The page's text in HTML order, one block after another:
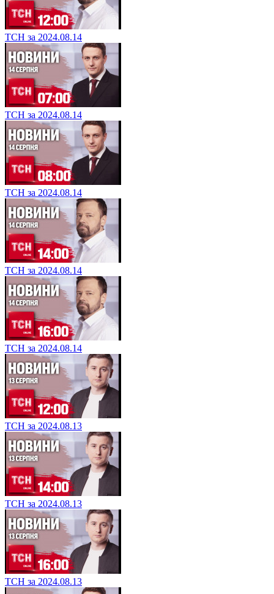
ТСН за 2024.08.14
ТСН за 2024.08.14
ТСН за 2024.08.14
ТСН за 2024.08.14
ТСН за 2024.08.14
ТСН за 2024.08.13
ТСН за 2024.08.13
ТСН за 2024.08.13